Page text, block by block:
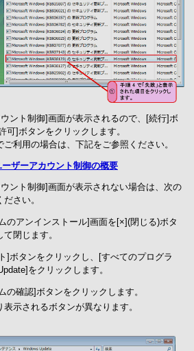
ント制御]画面が表示されるので、[続行]ボ
可]ボタンをクリックします。
利用の場合は、下記をご参照ください。
ーザーアカウント制御の概要
ント制御]画面が表示されない場合は、次の
さい。
のアンインストール]画面を[×](閉じる)ボタ
閉じます。
]ボタンをクリックし、[すべてのプログラ
をクリックします。
の確認]ボタンをクリックします。
表示されるボタンが異なります。